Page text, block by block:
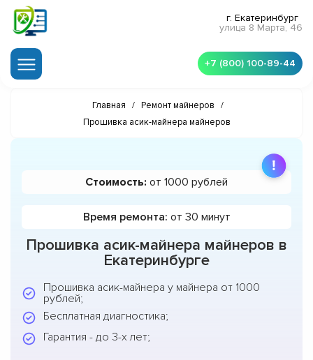
г. Екатеринбург
улица 8 Марта, 46
+7 (800) 100-89-44
Главная / Ремонт майнеров
/
Прошивка асик-майнера майнеров
Прошивка асик-майнера майнеров в
Екатеринбурге
Прошивка асик-майнера у майнера от 1000
рублей;
Бесплатная диагностика;
Гарантия - до 3-х лет;
Стоимость: от 1000 рублей
Время ремонта: от 30 минут